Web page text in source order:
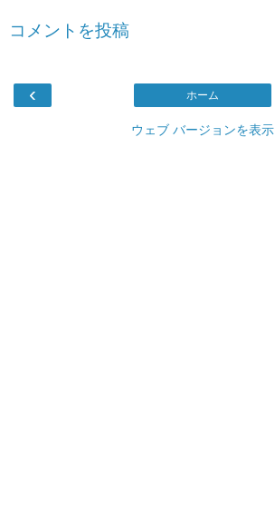
コメントを投稿
‹ ホーム
ウェブ バージョンを表示